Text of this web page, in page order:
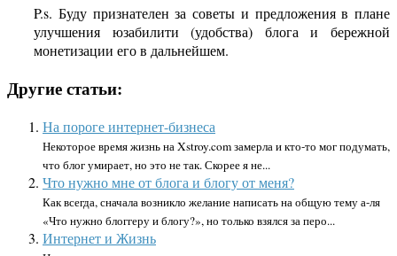
P.s. Буду признателен за советы и предложения в плане
улучшения юзабилити (удобства) блога и бережной
монетизации его в дальнейшем.
Другие статьи:
На пороге интернет-бизнеса
Некоторое время жизнь на Xstroy.com замерла и кто-то мог подумать,
что блог умирает, но это не так. Скорее я не...
Что нужно мне от блога и блогу от меня?
Как всегда, сначала возникло желание написать на общую тему а-ля
«Что нужно блоггеру и блогу?», но только взялся за перо...
Интернет и Жизнь